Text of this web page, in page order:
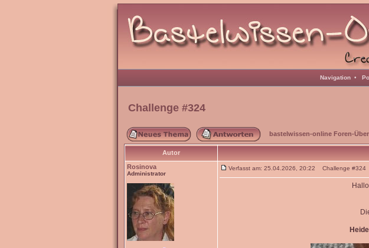
Navigation •
Challenge #324
bastelwissen-online Foren-
Autor
Rosinova
Administrator
Verfasst am: 25.04.2026, 20:22 Challenge #324
Heide